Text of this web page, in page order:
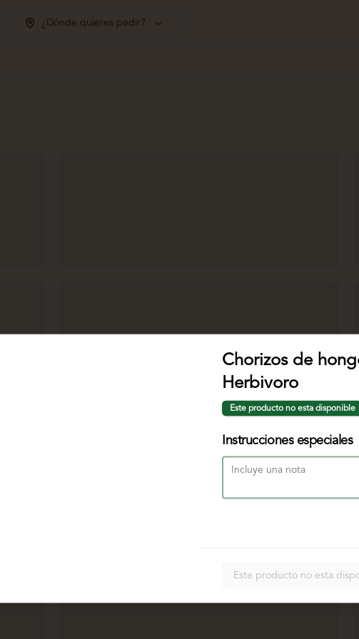
¿Dónde quieres pedir?
Chorizos de
Herbivoro
Este producto no esta disponible
Instrucciones especiales
Este producto no esta